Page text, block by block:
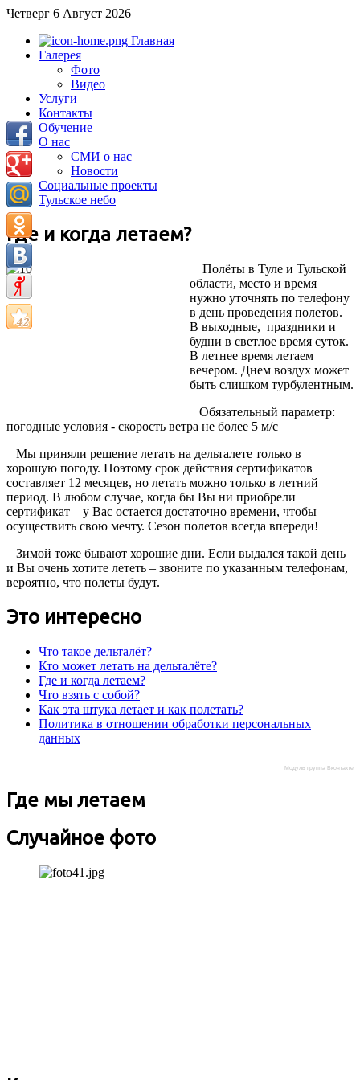
Четверг 6 Август 2026
Главная
Галерея
Фото
Видео
Услуги
Контакты
Обучение
О нас
СМИ о нас
Новости
Социальные проекты
Тульское небо
Где и когда летаем?
Полёты в Туле и Тульской
области, место и время
нужно уточнять по телефону
в день проведения полетов.
В выходные, праздники и
будни в светлое время суток.
В летнее время летаем
вечером. Днем воздух может
быть слишком турбулентным.
Обязательный параметр:
погодные условия - скорость ветра не более 5 м/с
Мы приняли решение летать на дельталете только в
хорошую погоду. Поэтому срок действия сертификатов
составляет 12 месяцев, но летать можно только в летний
период. В любом случае, когда бы Вы ни приобрели
сертификат – у Вас остается достаточно времени, чтобы
осуществить свою мечту. Сезон полетов всегда впереди!
Зимой тоже бывают хорошие дни. Если выдался такой день
и Вы очень хотите лететь – звоните по указанным телефонам,
вероятно, что полеты будут.
Это интересно
Что такое дельталёт?
Кто может летать на дельталёте?
Где и когда летаем?
Что взять с собой?
Как эта штука летает и как полетать?
Политика в отношении обработки персональных
данных
Модуль группа Вконтакте
Где мы летаем
Случайное фото